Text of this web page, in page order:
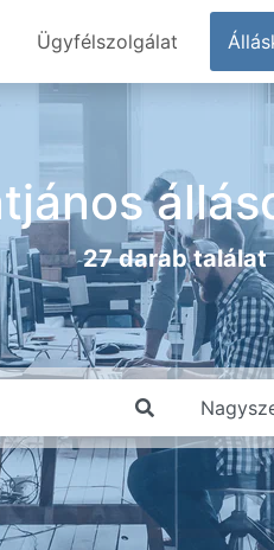
Ügyfélszolgálat
27 darab találat